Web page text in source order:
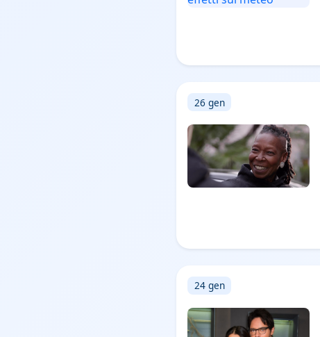
26 gen
24 gen